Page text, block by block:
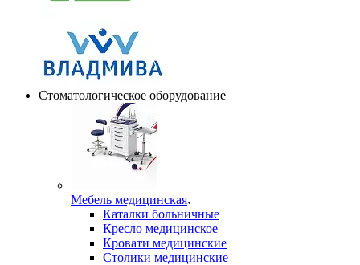
Стоматологическое оборудование
Мебель медицинская
Каталки больничные
Кресло медицинское
Кровати медицинские
Столики медицинские